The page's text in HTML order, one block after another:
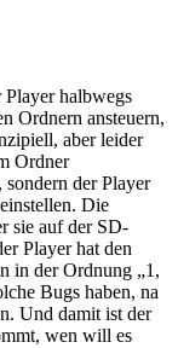
halbwegs
Ordnern ansteuern,
aber leider
Ordner
der Player
Die
sie auf der SD-
Player hat den
in der Ordnung „1,
Bugs haben, na
Und damit ist der
wen will es